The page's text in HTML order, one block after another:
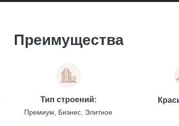
Преимущества
Тип строений:
Премиум, Бизнес, Элитное